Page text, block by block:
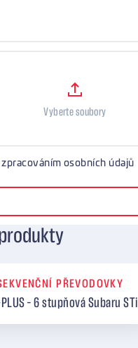
Vyberte soubory
osobních údajů
PŘEVODOVKY
– 6 stupňová Subaru STi